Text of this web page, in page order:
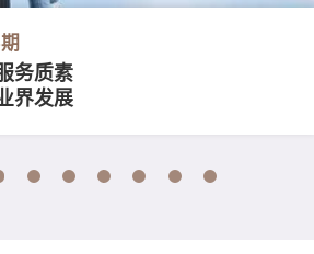
务质素
界发展
4 5 6 7 8 9